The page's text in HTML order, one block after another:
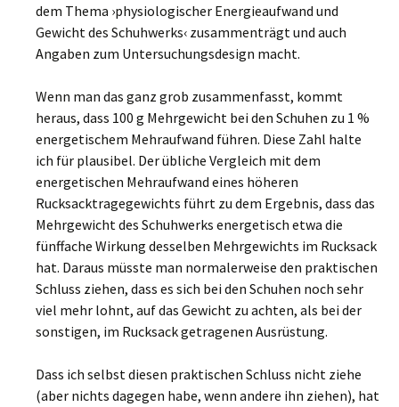
dem Thema ›physiologischer Energieaufwand und
Gewicht des Schuhwerks‹ zusammenträgt und auch
Angaben zum Untersuchungsdesign macht.
Wenn man das ganz grob zusammenfasst, kommt
heraus, dass 100 g Mehrgewicht bei den Schuhen zu 1 %
energetischem Mehraufwand führen. Diese Zahl halte
ich für plausibel. Der übliche Vergleich mit dem
energetischen Mehraufwand eines höheren
Rucksacktragegewichts führt zu dem Ergebnis, dass das
Mehrgewicht des Schuhwerks energetisch etwa die
fünffache Wirkung desselben Mehrgewichts im Rucksack
hat. Daraus müsste man normalerweise den praktischen
Schluss ziehen, dass es sich bei den Schuhen noch sehr
viel mehr lohnt, auf das Gewicht zu achten, als bei der
sonstigen, im Rucksack getragenen Ausrüstung.
Dass ich selbst diesen praktischen Schluss nicht ziehe
(aber nichts dagegen habe, wenn andere ihn ziehen), hat